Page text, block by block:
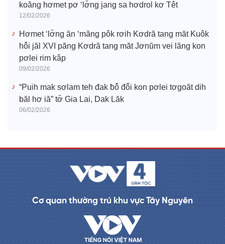
koăng hơmet pơ ‘lơ̆ng jang sa hơdrol kơ Têt
12/02/2026
Hơmet ‘lơ̆ng ăn ‘măng pôk rơih Kơdră tang măt Kuôk
hô̆i jăl XVI păng Kơdră tang măt Jơnŭm vei lăng kon
pơlei rim kâp
09/02/2026
“Puih mak sơlam teh đak ƀô̆ đô̆i kon pơlei tơgoăt dih
băl hơ iă” tơ̆ Gia Lai, Dak Lăk
06/02/2026
Cơ quan thường trú khu vực Tây Nguyên